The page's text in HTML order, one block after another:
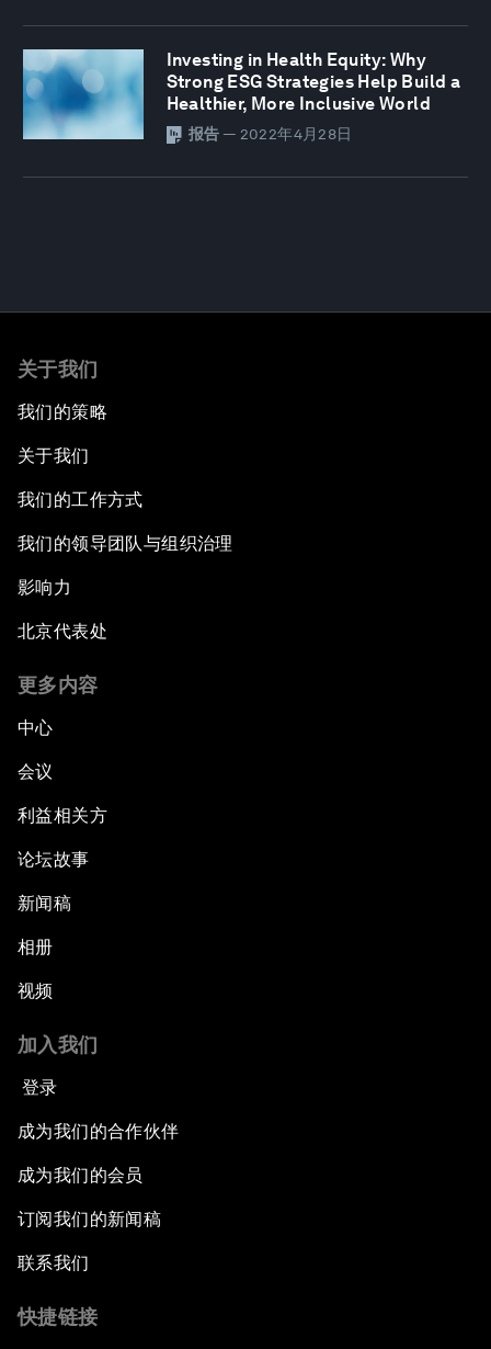
Investing in Health Equity: Why
Strong ESG Strategies Help Build a
Healthier, More Inclusive World
报告 — 2022年4月28日
关于我们
我们的策略
关于我们
我们的工作方式
我们的领导团队与组织治理
影响力
北京代表处
更多内容
中心
会议
利益相关方
论坛故事
新闻稿
相册
视频
加入我们
登录
成为我们的合作伙伴
成为我们的会员
订阅我们的新闻稿
联系我们
快捷链接